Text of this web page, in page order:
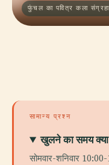
फुंचल का पवित्र कला
सामान्य प्रश्न
खुलने का समय
सोमवार-शनिवार